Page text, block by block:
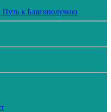
Путь к Благополучию